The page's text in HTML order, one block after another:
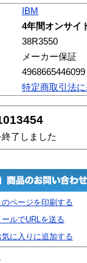
IBM
4年間オンサイ
38R3550
メーカー保証
4968665446099
特定商取引法
了しました
ページを印刷する
ルでURLを送る
気に入りに追加する